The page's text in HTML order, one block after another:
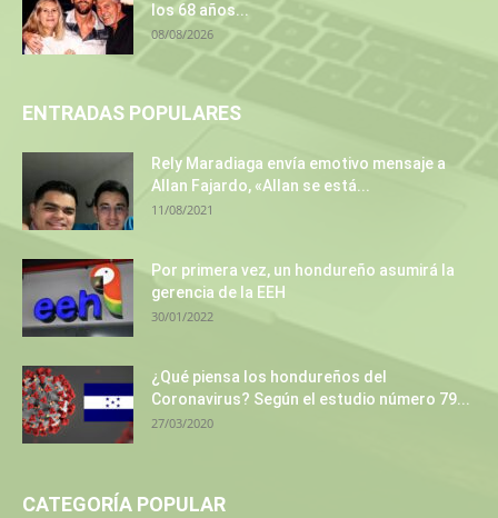
los 68 años...
08/08/2026
ENTRADAS POPULARES
Rely Maradiaga envía emotivo mensaje a
Allan Fajardo, «Allan se está...
11/08/2021
Por primera vez, un hondureño asumirá la
gerencia de la EEH
30/01/2022
¿Qué piensa los hondureños del
Coronavirus? Según el estudio número 79...
27/03/2020
CATEGORÍA POPULAR